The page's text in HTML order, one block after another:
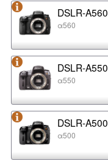
DSLR-A560
α560
DSLR-A550
α550
DSLR-A500
α500